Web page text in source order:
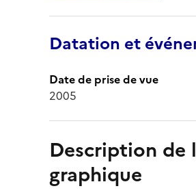
Datation et
Date de prise de vue
2005
Description de
graphique